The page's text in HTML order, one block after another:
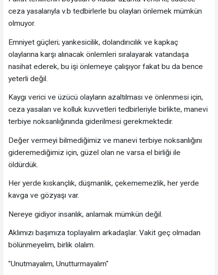
ceza yasalarıyla v.b tedbirlerle bu olayları önlemek mümkün
olmuyor.
Emniyet güçleri; yankesicilik, dolandırıcılık ve kapkaç
olaylarına karşı alınacak önlemleri sıralayarak vatandaşa
nasihat ederek, bu işi önlemeye çalışıyor fakat bu da bence
yeterli değil.
Kaygı verici ve üzücü olayların azaltılması ve önlenmesi için,
ceza yasaları ve kolluk kuvvetleri tedbirleriyle birlikte, manevi
terbiye noksanlığınında giderilmesi gerekmektedir.
Değer vermeyi bilmediğimiz ve manevi terbiye noksanlığını
gideremediğimiz için, güzel olan ne varsa el birliği ile
öldürdük.
Her yerde kıskançlık, düşmanlık, çekememezlik, her yerde
kavga ve gözyaşı var.
Nereye gidiyor insanlık, anlamak mümkün değil.
Aklımızı başımıza toplayalım arkadaşlar. Vakit geç olmadan
bölünmeyelim, birlik olalım.
"Unutmayalım, Unutturmayalım"